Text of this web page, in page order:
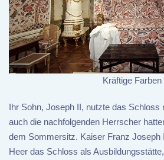
Kräftige Farben
Ihr Sohn, Joseph II, nutzte das Schloss
auch die nachfolgenden Herrscher
dem Sommersitz. Kaiser Franz Joseph
Heer das Schloss als